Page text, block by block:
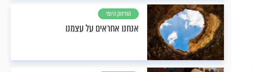
החיזוק היומי
אנחנו אחראים על עצמנו